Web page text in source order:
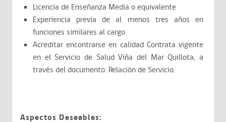
Licencia de Enseñanza Media o equivalente
Experiencia previa de al menos tres años en
funciones similares al cargo
Acreditar encontrarse en calidad Contrata vigente
en el Servicio de Salud Viña del Mar Quillota, a
través del documento: Relación de Servicio.
Aspectos Deseables: